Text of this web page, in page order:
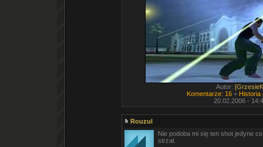
Autor:
Komentarze: 16 + Historia
20.02.2006 -
Rouzul
Nie podoba mi się ten shot jedyne
strzał.